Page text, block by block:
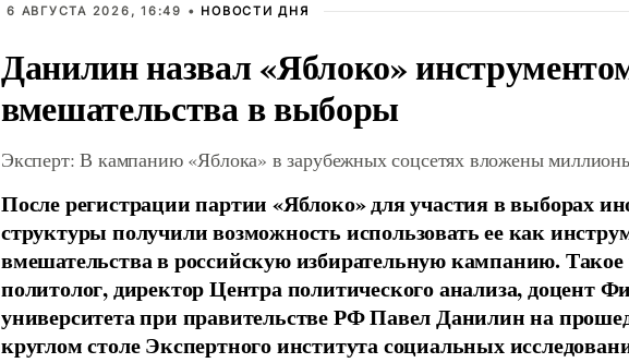
6 АВГУСТА 2026, 16:49 • НОВОСТИ ДНЯ
Данилин назвал «Яблоко»
вмешательства в выборы
Эксперт: В кампанию «Яблока» в зарубежных соцсетях вложены
После регистрации партии «Яблоко» для участия в выборах
структуры получили возможность использовать ее как
вмешательства в российскую избирательную кампанию.
политолог, директор Центра политического анализа, доцент
университета при правительстве РФ Павел Данилин на
круглом столе Экспертного института социальных